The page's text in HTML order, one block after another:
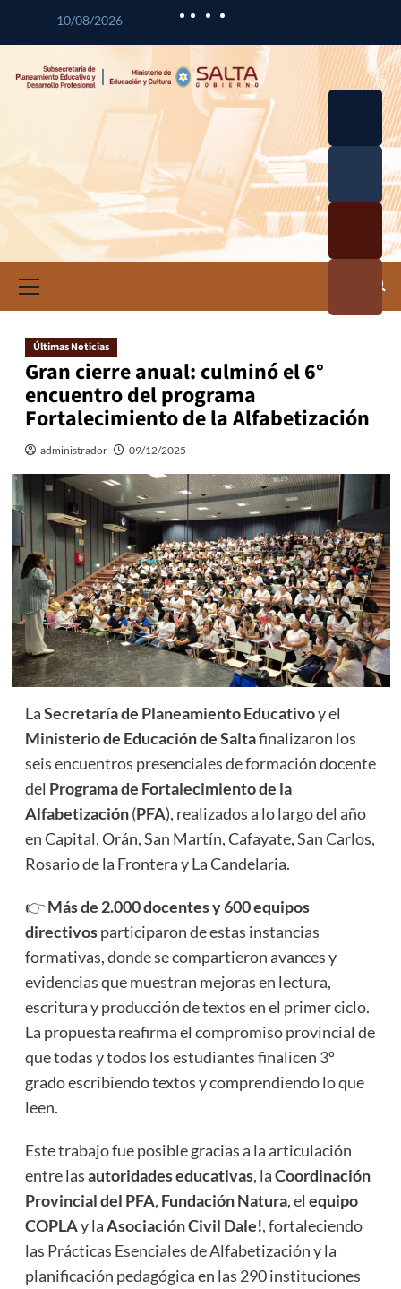
10/08/2026
Últimas Noticias
Gran cierre anual: culminó el 6°
encuentro del programa
Fortalecimiento de la Alfabetización
administrador 09/12/2025
LaSecretaría de Planeamiento Educativoy el
Ministerio de Educación de Saltafinalizaron los
seis encuentros presenciales de formación docente
del Programa de Fortalecimiento de la
Alfabetización(PFA), realizados a lo largo del año
en Capital, Orán, San Martín, Cafayate, San Carlos,
Rosario de la Frontera y La Candelaria.
👉Más de 2.000 docentes y 600 equipos
directivosparticiparon de estas instancias
formativas, donde se compartieron avances y
evidencias que muestran mejoras en lectura,
escritura y producción de textos en el primer ciclo.
La propuesta reafirma el compromiso provincial de
que todas y todos los estudiantes finalicen 3º
grado escribiendo textos y comprendiendo lo que
leen.
Este trabajo fue posible gracias a la articulación
entre lasautoridades educativas, laCoordinación
Provincial del PFA, Fundación Natura, el equipo
COPLAy laAsociación Civil Dale!, fortaleciendo
las Prácticas Esenciales de Alfabetización y la
planificación pedagógica en las 290 instituciones
Curricul
Profesio
a
Investig